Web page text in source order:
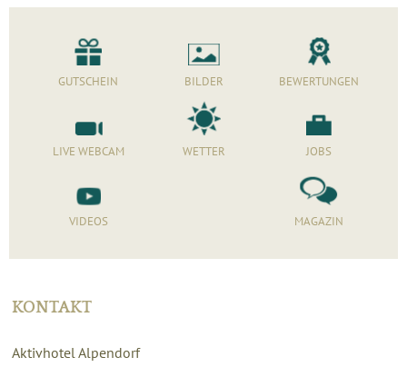
GUTSCHEIN BILDER BEWERTUNGEN
LIVE WEBCAM WETTER JOBS
VIDEOS MAGAZIN
KONTAKT
Aktivhotel Alpendorf